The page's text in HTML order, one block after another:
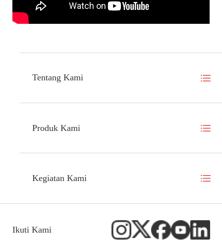
Tentang Kami
Produk Kami
Kegiatan Kami
Ikuti Kami